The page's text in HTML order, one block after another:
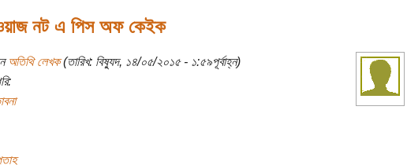
নট এ পিস অফ কেইক
অতিথি লেখক(তারিখ: বিষ্যুদ, ১৪/০৫/২০১৫ - ১:৫৯পূর্বাহ্ন)